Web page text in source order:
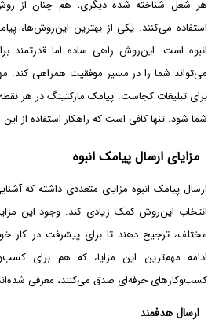
هر شغل شناخته شده دیگری، هم چنان از
استفاده می‌کنند. یکی از بهترین این‌روش‌ها،
انبوه است. این‌روش راهی ساده اما قدرتمند
می‌تواند شما را در مسیر موفقیت همراهی
برای تبلیغات کجاست. پیامک مارکتینگ در هر
شما شود. تنها کافی است که راهکار استفاده از این
مزایای ارسال پیامک انبوه
ارسال پیامک انبوه مزایای متعددی داشته که
انتخاب این‌روش کمک زیادی کند. وجود این
مختلف، ترجیح دهند تا برای پیشرفت در کار
ادامه مهم‌ترین این مزایا، که هم برای
کسب‌و‌کار‌های حرفه‌ای صدق می‌کنند، معرفی
ارسال هدفمند